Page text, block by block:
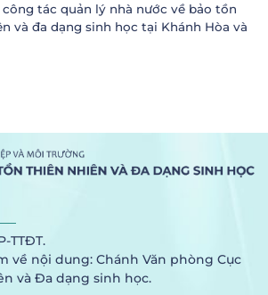
công tác quản lý nhà nước về bảo tồn
và đa dạng sinh học tại Khánh Hòa và
TTĐT.
về nội dung: Chánh Văn phòng Cục
và Đa dạng sinh học.